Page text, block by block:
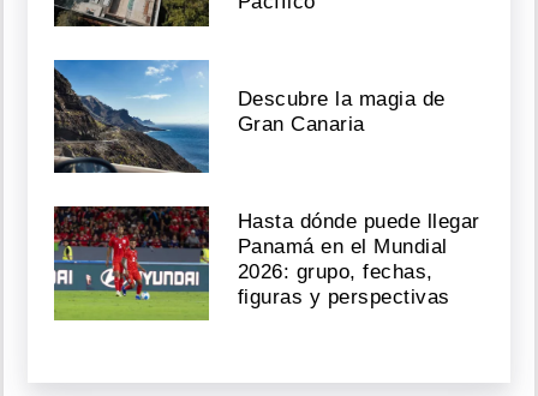
Descubre la magia de
Gran Canaria
Hasta dónde puede llegar
Panamá en el Mundial
2026: grupo, fechas,
figuras y perspectivas